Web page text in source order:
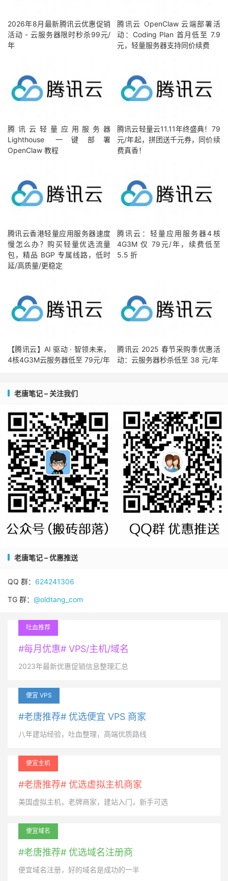
2026年8月最新腾讯云优惠促销
活动 - 云服务器限时秒杀99元/
年
腾讯云 OpenClaw 云端部署活
动：Coding Plan 首月低至 7.9
元，轻量服务器支持同价续费
腾讯云轻量应用服务器
Lighthouse 一键部署
OpenClaw 教程
腾讯云轻量云11.11年终盛典！79
元/年起，拼团送千元券，同价续
费真香！
腾讯云香港轻量应用服务器速度
慢怎么办？购买轻量优选流量
包，精品 BGP 专属线路，低时
延/高质量/更稳定
腾讯云：轻量应用服务器4核
4G3M 仅 79元/年，续费低至
5.5 折
【腾讯云】AI 驱动 · 智领未来，
4核4G3M云服务器低至 79元/年
腾讯云 2025 春节采购季优惠活
动：云服务器秒杀低至 38 元/年
老唐笔记 – 关注我们
老唐笔记 – 优惠推送
QQ 群： 624241306
TG 群： @oldtang_com
吐血推荐
#每月优惠# VPS/主机/域名
2023年最新优惠促销信息整理汇总
便宜 VPS
#老唐推荐# 优选便宜 VPS 商家
八年建站经验，吐血整理，高端优质路线
便宜主机
#老唐推荐# 优选虚拟主机商家
美国虚拟主机，老牌商家，建站入门，新手可选
便宜域名
#老唐推荐# 优选域名注册商
便宜域名注册，好的域名是成功的一半